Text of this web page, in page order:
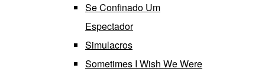
Se Confinado Um
Espectador
Simulacros
Sometimes I Wish We Were